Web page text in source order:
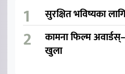
सुरक्षित भविष्यका
कामना फिल्म
खुला